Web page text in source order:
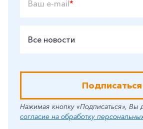
Ваш e-mail*
Все новости
Подписаться
Нажимая кнопку «Подписаться», Вы
согласие на обработку